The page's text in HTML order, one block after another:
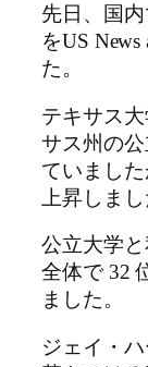
先日、国
をUS
た。
テキサス
サス州の
ていまし
上昇しまし
公立大学
全体で 32
ました。
ジェイ・